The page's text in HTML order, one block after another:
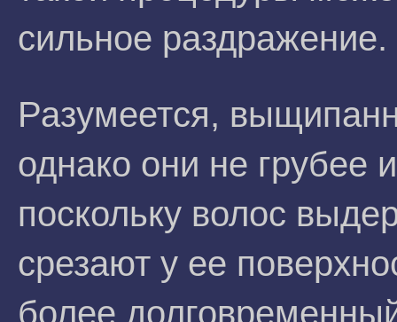
сильное раздражение.
Разумеется,
однако они не грубее
поскольку волос
срезают у ее
более